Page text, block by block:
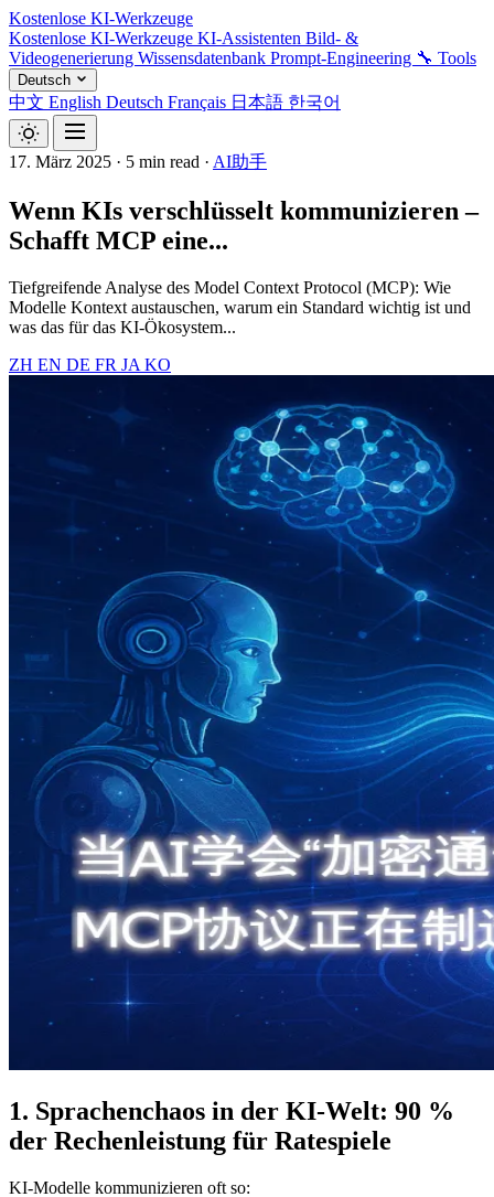
Kostenlose KI-Werkzeuge
Kostenlose KI-Werkzeuge KI-Assistenten Bild- &
Videogenerierung Wissensdatenbank Prompt-Engineering 🔧 Tools
Deutsch
中文 English Deutsch Français 日本語 한국어
17. März 2025 · 5 min read · AI助手
Wenn KIs verschlüsselt kommunizieren –
Schafft MCP eine...
Tiefgreifende Analyse des Model Context Protocol (MCP): Wie
Modelle Kontext austauschen, warum ein Standard wichtig ist und
was das für das KI-Ökosystem...
ZH EN DE FR JA KO
1. Sprachenchaos in der KI-Welt: 90 %
der Rechenleistung für Ratespiele
KI-Modelle kommunizieren oft so: